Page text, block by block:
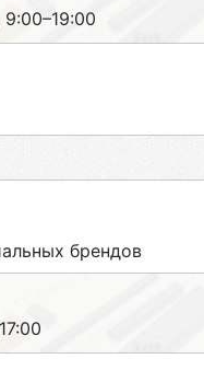
брендов